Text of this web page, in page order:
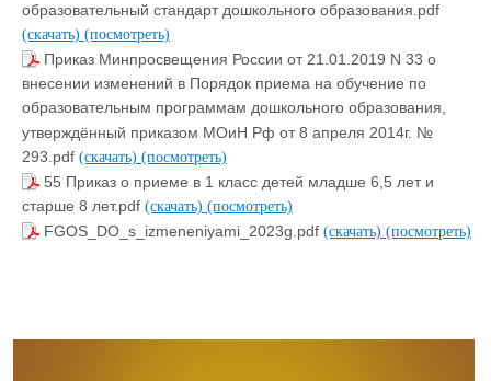
образовательный стандарт дошкольного образования.pdf
(скачать) (посмотреть)
Приказ Минпросвещения России от 21.01.2019 N 33 о
внесении изменений в Порядок приема на обучение по
образовательным программам дошкольного образования,
утверждённый приказом МОиН Рф от 8 апреля 2014г. №
293.pdf (скачать) (посмотреть)
55 Приказ о приеме в 1 класс детей младше 6,5 лет и
старше 8 лет.pdf (скачать) (посмотреть)
FGOS_DO_s_izmeneniyami_2023g.pdf (скачать) (посмотреть)